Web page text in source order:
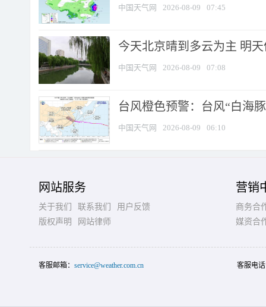
中国天气网 2026-08-09 07:45
今天北京晴到多云为主 明
中国天气网 2026-08-09 07:08
台风橙色预警：台风“白海
中国天气网 2026-08-09 06:10
网站服务
关于我们 联系我们
用户反馈
版权声明
网站律师
营销
商务合
媒资合
客服邮箱： service@weather.com.cn 客服电